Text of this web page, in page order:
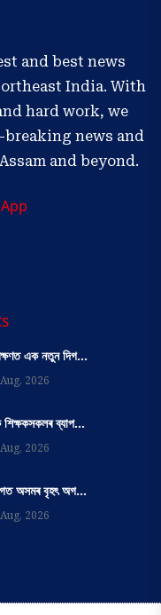
and best news
India. With
hard work, we
news and
and beyond.
এক নতুন দিগ...
2026
ব্যাপ...
2026
অসমৰ বৃহৎ অগ...
2026